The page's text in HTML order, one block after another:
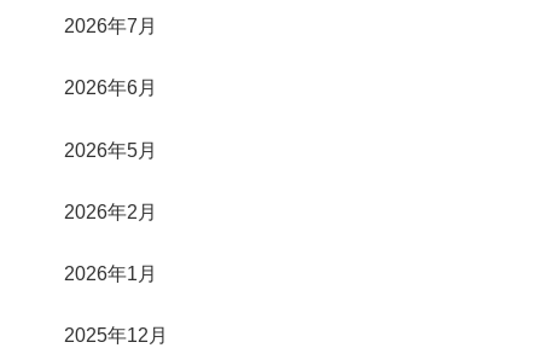
2026年7月
2026年6月
2026年5月
2026年2月
2026年1月
2025年12月